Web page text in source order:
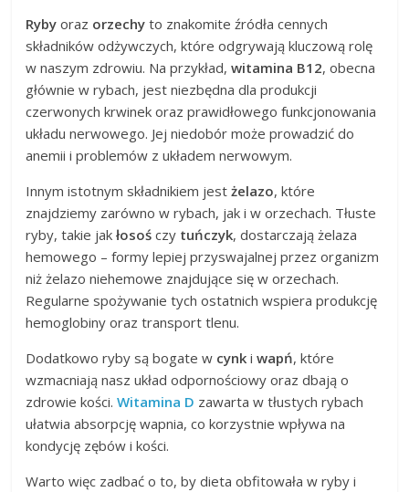
Ryby oraz orzechy to znakomite źródła cennych
składników odżywczych, które odgrywają kluczową rolę
w naszym zdrowiu. Na przykład,witamina B12, obecna
głównie w rybach, jest niezbędna dla produkcji
czerwonych krwinek oraz prawidłowego funkcjonowania
układu nerwowego. Jej niedobór może prowadzić do
anemii i problemów z układem nerwowym.
Innym istotnym składnikiem jestżelazo, które
znajdziemy zarówno w rybach, jak i w orzechach. Tłuste
ryby, takie jakłosoś czy tuńczyk, dostarczają żelaza
hemowego – formy lepiej przyswajalnej przez organizm
niż żelazo niehemowe znajdujące się w orzechach.
Regularne spożywanie tych ostatnich wspiera produkcję
hemoglobiny oraz transport tlenu.
Dodatkowo ryby są bogate w cynk iwapń, które
wzmacniają nasz układ odpornościowy oraz dbają o
zdrowie kości.Witamina D zawarta w tłustych rybach
ułatwia absorpcję wapnia, co korzystnie wpływa na
kondycję zębów i kości.
Warto więc zadbać o to, by dieta obfitowała w ryby i